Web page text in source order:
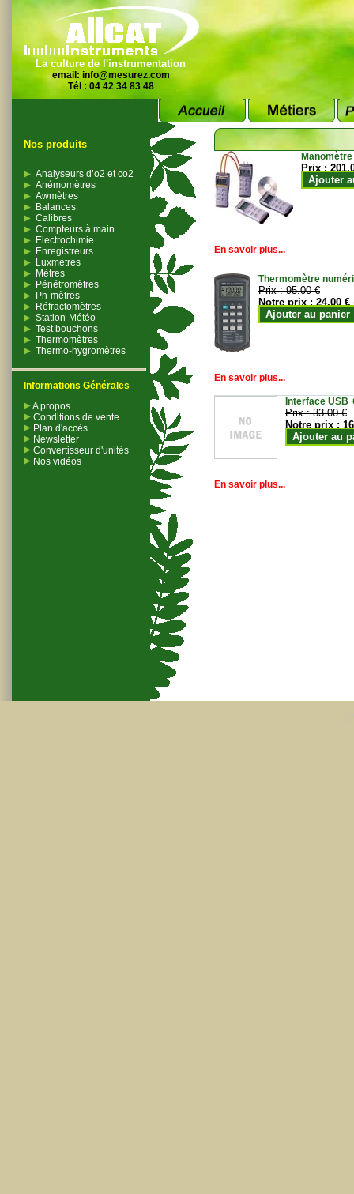
La culture de l'instrumentation
email: info@mesurez.com
Tél : 04 42 34 83 48
Nos produits
Analyseurs d’o2 et co2
Anémomètres
Awmètres
Balances
Calibres
Compteurs à main
Electrochimie
Enregistreurs
Luxmètres
Mètres
Pénétromètres
Ph-mètres
Réfractomètres
Station-Météo
Test bouchons
Thermomètres
Thermo-hygromètres
Informations Générales
A propos
Conditions de vente
Plan d'accès
Newsletter
Convertisseur d'unités
Nos vidéos
Prix :
Ajouter
En savoir plus...
Thermomètre
Prix :95.00 €
Notre prix :24.00 €
Ajouter au panier
En savoir plus...
Interface USB
Prix :33.00 €
Notre prix :
Ajouter au
En savoir plus...